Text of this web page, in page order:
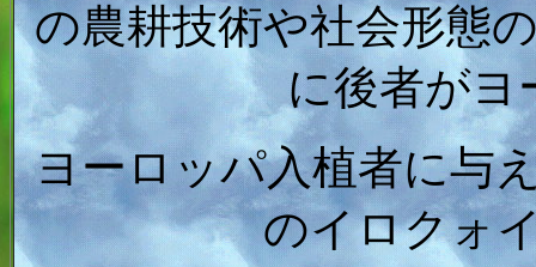
の農耕技術や社会形態
に後者がヨ
ヨーロッパ入植者に与
のイロクォ